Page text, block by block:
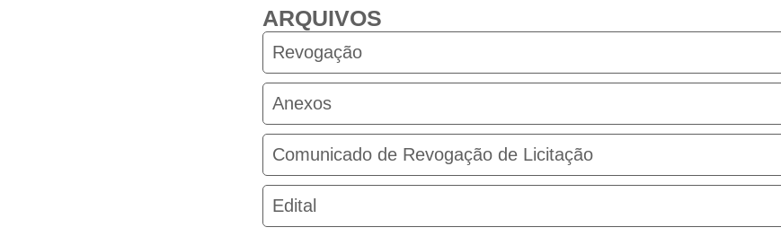
ARQUIVOS
Revogação
Anexos
Comunicado de Revogação de Licitação
Edital